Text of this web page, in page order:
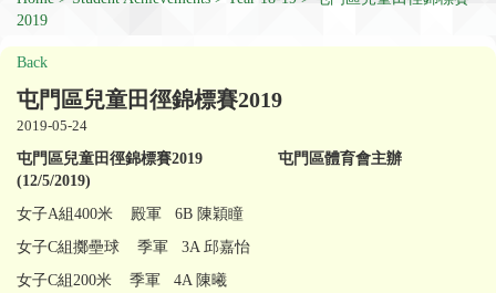
2019
Back
屯門區兒童田徑錦標賽2019
2019-05-24
屯門區兒童田徑錦標賽2019 屯門區體育會主辦
(12/5/2019)
女子A組400米 殿軍 6B 陳穎瞳
女子C組擲壘球 季軍 3A 邱嘉怡
女子C組200米 季軍 4A 陳曦